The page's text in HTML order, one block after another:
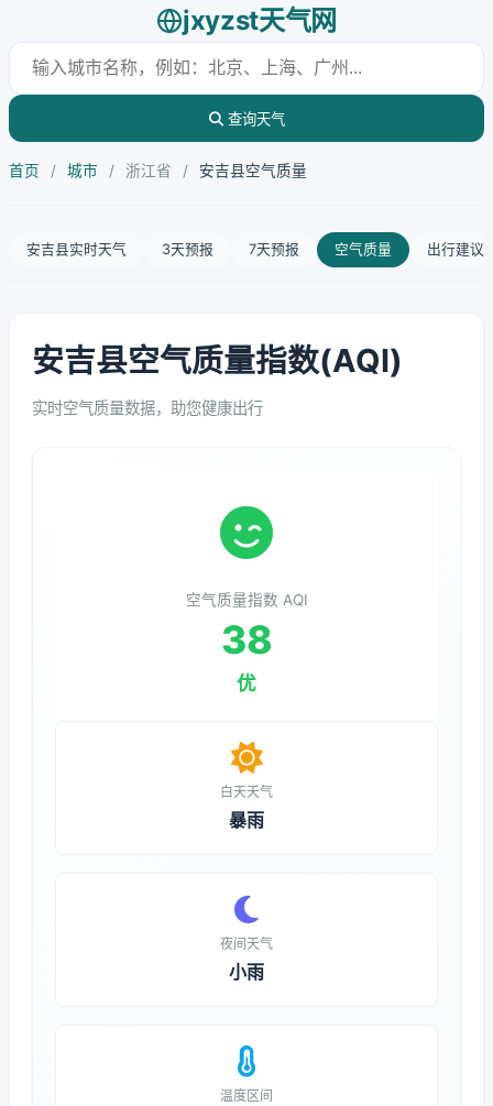
jxyzst天气网
查询天气
首页 / 城市 / 浙江省 / 安吉县空气质量
安吉县实时天气 3天预报 7天预报 空气质量 出行建议
安吉县空气质量指数(AQI)
实时空气质量数据，助您健康出行
空气质量指数 AQI
38
优
白天天气
暴雨
夜间天气
小雨
温度区间